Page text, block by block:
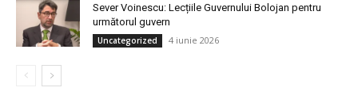
Sever Voinescu: Lecțiile Guvernului Bolojan pentru
următorul guvern
Uncategorized 4 iunie 2026